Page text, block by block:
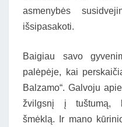
asmenybės
išsipasakoti.
Baigiau savo
palėpėje, kai
Balzamo“. Galvoju
žvilgsnį į tuštumą,
šmėklą. Ir mano